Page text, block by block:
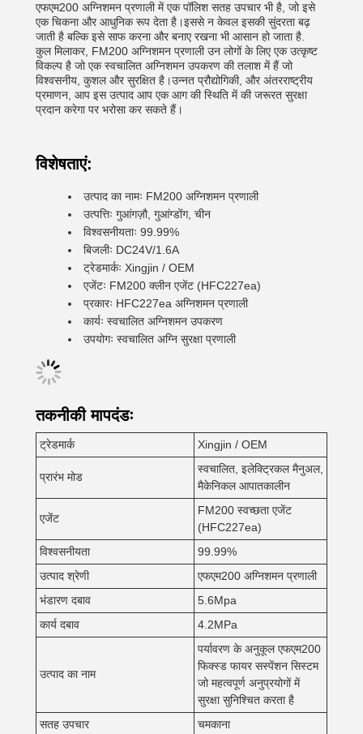
एफएम200 अग्निशमन प्रणाली में एक पॉलिश सतह उपचार भी है, जो इसे
एक चिकना और आधुनिक रूप देता है।इससे न केवल इसकी सुंदरता बढ़
जाती है बल्कि इसे साफ करना और बनाए रखना भी आसान हो जाता है.
कुल मिलाकर, FM200 अग्निशमन प्रणाली उन लोगों के लिए एक उत्कृष्ट
विकल्प है जो एक स्वचालित अग्निशमन उपकरण की तलाश में हैं जो
विश्वसनीय, कुशल और सुरक्षित है।उन्नत प्रौद्योगिकी, और अंतरराष्ट्रीय
प्रमाणन, आप इस उत्पाद आप एक आग की स्थिति में की जरूरत सुरक्षा
प्रदान करेगा पर भरोसा कर सकते हैं।
विशेषताएं:
उत्पाद का नामः FM200 अग्निशमन प्रणाली
उत्पत्तिः गुआंगज़ौ, गुआंग्डोंग, चीन
विश्वसनीयताः 99.99%
बिजलीः DC24V/1.6A
ट्रेडमार्कः Xingjin / OEM
एजेंटः FM200 क्लीन एजेंट (HFC227ea)
प्रकारः HFC227ea अग्निशमन प्रणाली
कार्यः स्वचालित अग्निशमन उपकरण
उपयोगः स्वचालित अग्नि सुरक्षा प्रणाली
तकनीकी मापदंडः
ट्रेडमार्क Xingjin / OEM
प्रारंभ मोड
स्वचालित, इलेक्ट्रिकल मैनुअल,
मैकेनिकल आपातकालीन
एजेंट
FM200 स्वच्छता एजेंट
(HFC227ea)
विश्वसनीयता
99.99%
उत्पाद श्रेणी
एफएम200 अग्निशमन प्रणाली
भंडारण दबाव
5.6Mpa
कार्य दबाव
4.2MPa
उत्पाद का नाम
पर्यावरण के अनुकूल एफएम200
फिक्स्ड फायर सस्पेंशन सिस्टम
जो महत्वपूर्ण अनुप्रयोगों में
सुरक्षा सुनिश्चित करता है
सतह उपचार
चमकाना